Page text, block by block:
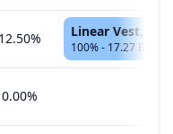
12.50% Linear Vest, 32
100% - 17.27 B
0.00%